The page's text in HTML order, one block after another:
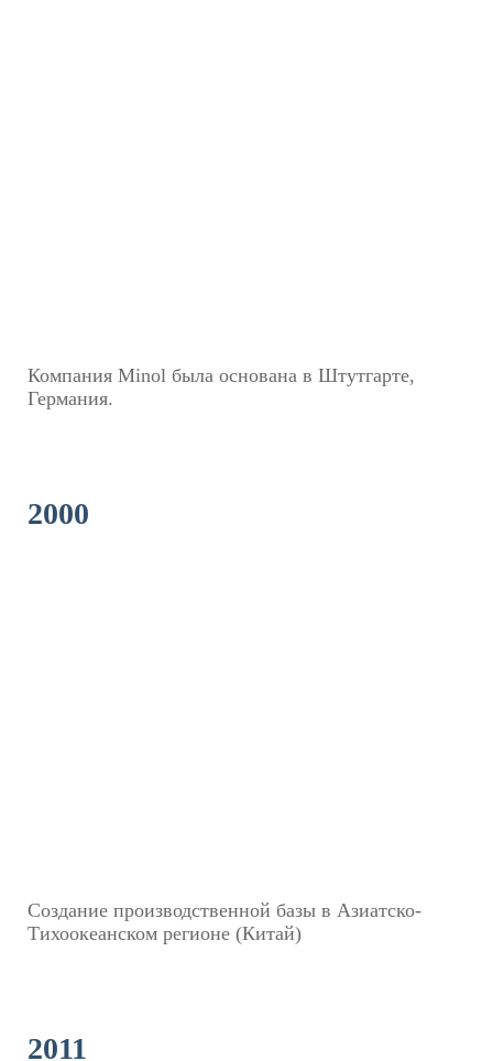
Компания Minol была основана в Штутгарте,
Германия.
2000
Создание производственной базы в Азиатско-
Тихоокеанском регионе (Китай)
2011